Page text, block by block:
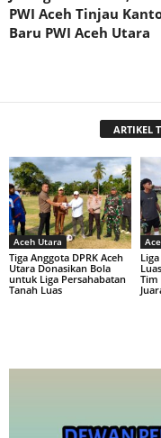
PWI Aceh Tinjau
Baru PWI Aceh Utara
ARTIKEL
Aceh Utara
Tiga Anggota DPRK Aceh
Utara Donasikan Bola
untuk Liga Persahabatan
Tanah Luas
Tim